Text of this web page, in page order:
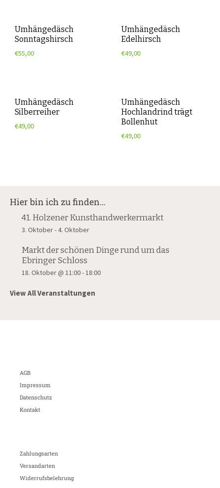
Umhängedäsch
Sonntagshirsch
€55,00
Umhängedäsch
Edelhirsch
€49,00
Umhängedäsch
Silberreiher
€49,00
Umhängedäsch
Hochlandrind trägt
Bollenhut
€49,00
Hier bin ich zu finden…
41. Holzener Kunsthandwerkermarkt
3. Oktober-4. Oktober
Markt der schönen Dinge rund um das
Ebringer Schloss
18. Oktober @ 11:00-18:00
View All Veranstaltungen
AGB
Impressum
Datenschutz
Kontakt
Zahlungsarten
Versandarten
Widerrufsbelehrung